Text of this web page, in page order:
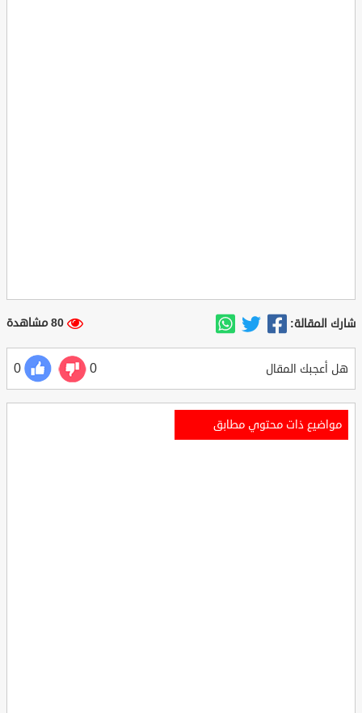
شارك المقالة: 80 مشاهدة
هل أعجبك المقال 0
0
مواضيع ذات محتوي مطابق